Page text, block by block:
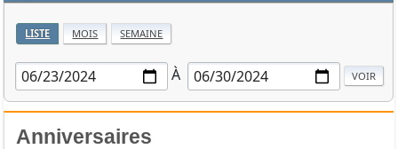
LISTE MOIS SEMAINE
À
Anniversaires